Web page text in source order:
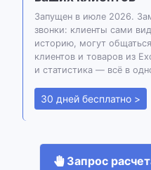
Запущен в июле 2026.
звонки: клиенты сами
историю, могут
клиентов и товаров из
и статистика — всё в
30 дней бесплатно >
Запрос